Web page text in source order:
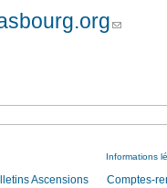
Informations
Ascensions Comptes-